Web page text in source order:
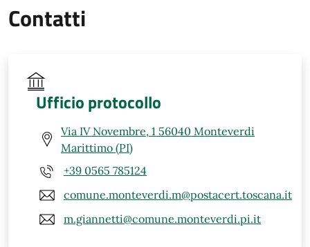
Contatti
Ufficio protocollo
Via IV Novembre, 1 56040 Monteverdi
Marittimo (PI)
+39 0565 785124
comune.monteverdi.m@postacert.toscana.it
m.giannetti@comune.monteverdi.pi.it